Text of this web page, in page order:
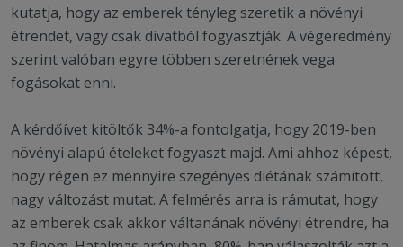
kutatja, hogy az emberek tényleg szeretik a növényi
étrendet, vagy csak divatból fogyasztják. A végeredmény
szerint valóban egyre többen szeretnének vega
fogásokat enni.
A kérdőívet kitöltők 34%-a fontolgatja, hogy 2019-ben
növényi alapú ételeket fogyaszt majd. Ami ahhoz képest,
hogy régen ez mennyire szegényes diétának számított,
nagy változást mutat. A felmérés arra is rámutat, hogy
az emberek csak akkor váltanának növényi étrendre, ha